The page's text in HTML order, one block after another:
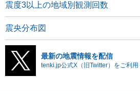
震度3以上の地域別観測回数
震央分布図
最新の地震情報を配信
tenki.jp公式X（旧Twitter）をご利用